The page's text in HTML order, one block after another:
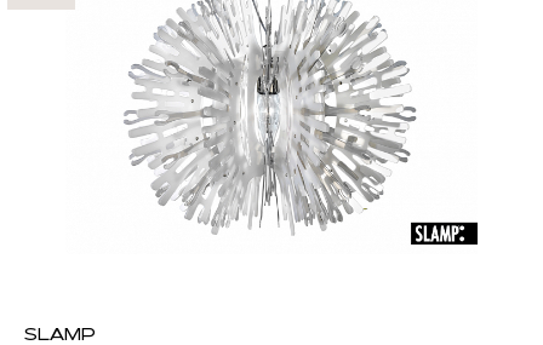
Мебель
SLAMP